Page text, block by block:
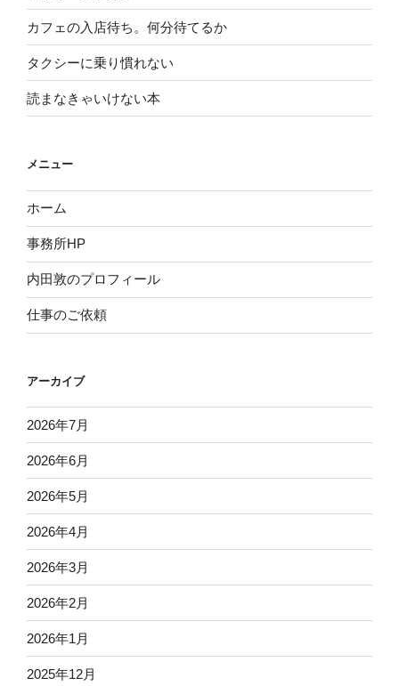
カフェの入店待ち。何分待てるか
タクシーに乗り慣れない
読まなきゃいけない本
メニュー
ホーム
事務所HP
内田敦のプロフィール
仕事のご依頼
アーカイブ
2026年7月
2026年6月
2026年5月
2026年4月
2026年3月
2026年2月
2026年1月
2025年12月